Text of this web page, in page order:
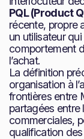
PQL (Product
récente, propre
un utilisateur
comportement
l’achat.
La définition
organisation à
frontières entre
partagées entre
commerciales,
qualification